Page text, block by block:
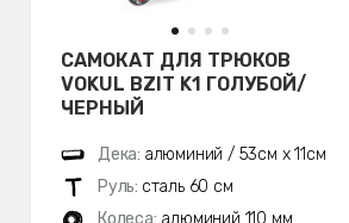
САМОКАТ ДЛЯ ТРЮКОВ
VOKUL BZIT K1 ГОЛУБОЙ/
ЧЕРНЫЙ
Дека: алюминий / 53см х 11см
Руль: сталь 60 см
Колеса: алюминий 110 мм